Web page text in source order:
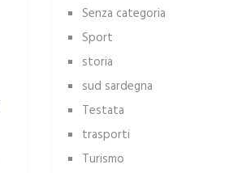
Senza categoria
Sport
storia
sud sardegna
Testata
trasporti
Turismo